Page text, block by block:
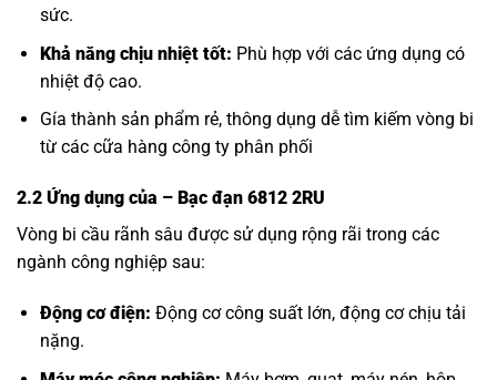
sức.
Khả năng chịu nhiệt tốt: Phù hợp với các ứng dụng có
nhiệt độ cao.
Gía thành sản phẩm rẻ, thông dụng dễ tìm kiếm vòng bi
từ các cữa hàng công ty phân phối
2.2 Ứng dụng của – Bạc đạn 6812 2RU
Vòng bi cầu rãnh sâu được sử dụng rộng rãi trong các
ngành công nghiệp sau:
Động cơ điện: Động cơ công suất lớn, động cơ chịu tải
nặng.